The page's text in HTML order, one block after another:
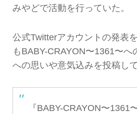
みやどで活動を行っていた。
公式Twitterアカウントの発表
もBABY-CRAYON〜1361〜へ
への思いや意気込みを投稿して
『BABY-CRAYON〜1361